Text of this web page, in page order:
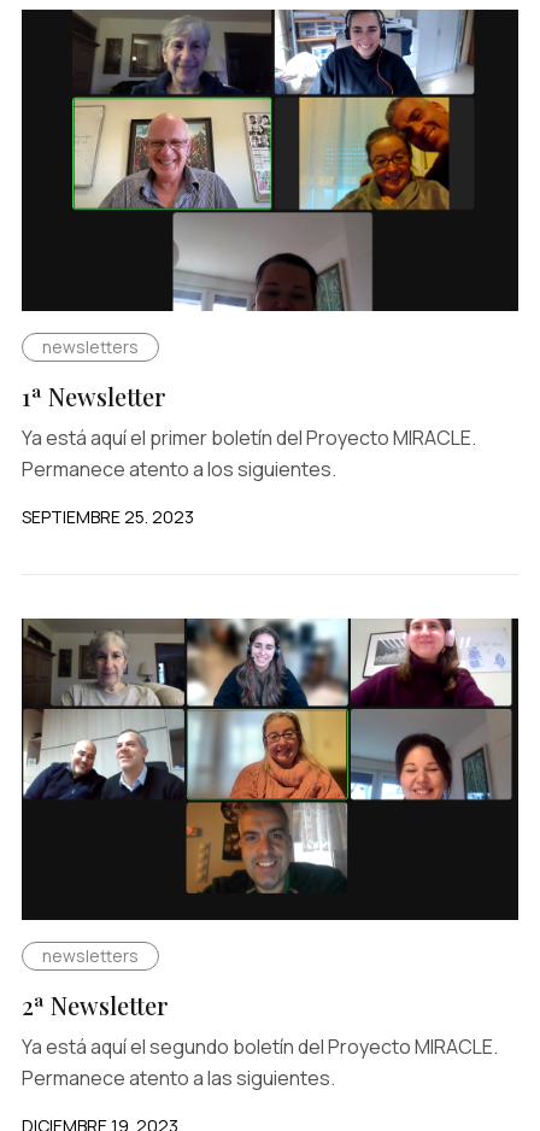
newsletters
1ª Newsletter
Ya está aquí el primer boletín del Proyecto MIRACLE.
Permanece atento a los siguientes.
SEPTIEMBRE 25. 2023
newsletters
2ª Newsletter
Ya está aquí el segundo boletín del Proyecto MIRACLE.
Permanece atento a las siguientes.
DICIEMBRE 19. 2023